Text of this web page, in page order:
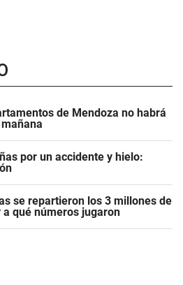
de Mendoza no habrá
por un accidente y hielo:
se repartieron los 3 millones de
qué números jugaron